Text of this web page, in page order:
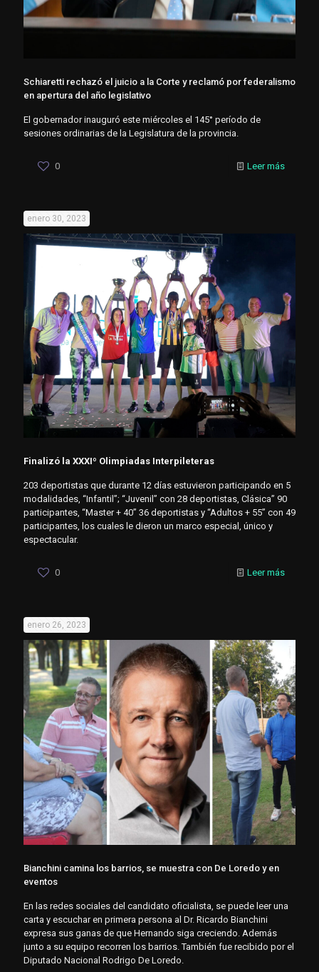
Schiaretti rechazó el juicio a la Corte y reclamó por federalismo
en apertura del año legislativo
El gobernador inauguró este miércoles el 145° período de
sesiones ordinarias de la Legislatura de la provincia.
0 Leer más
enero 30, 2023
Finalizó la XXXIº Olimpiadas Interpileteras
203 deportistas que durante 12 días estuvieron participando en 5
modalidades, “Infantil”; “Juvenil” con 28 deportistas, Clásica” 90
participantes, “Master + 40” 36 deportistas y “Adultos + 55” con 49
participantes, los cuales le dieron un marco especial, único y
espectacular.
0 Leer más
enero 26, 2023
Bianchini camina los barrios, se muestra con De Loredo y en
eventos
En las redes sociales del candidato oficialista, se puede leer una
carta y escuchar en primera persona al Dr. Ricardo Bianchini
expresa sus ganas de que Hernando siga creciendo. Además
junto a su equipo recorren los barrios. También fue recibido por el
Diputado Nacional Rodrigo De Loredo.